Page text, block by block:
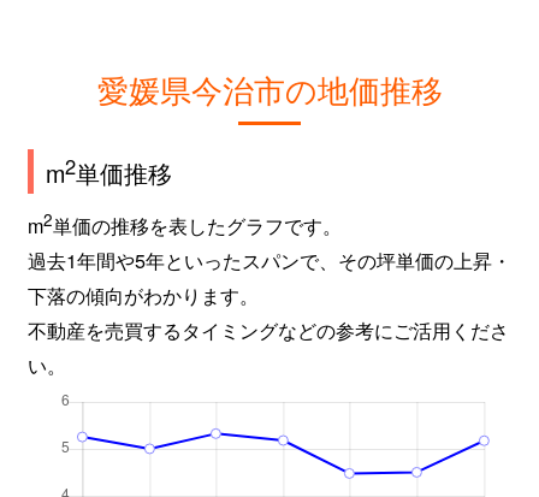
愛媛県今治市の地価推移
m2単価推移
m2単価の推移を表したグラフです。
過去1年間や5年といったスパンで、その坪単価の上昇・
下落の傾向がわかります。
不動産を売買するタイミングなどの参考にご活用くださ
い。